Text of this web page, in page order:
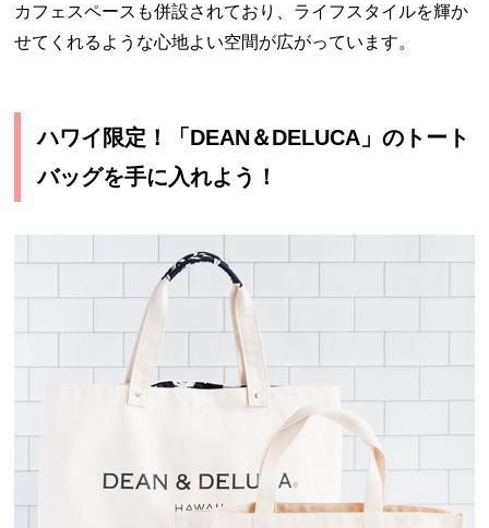
カフェスペースも併設されており、ライフスタイルを輝か
せてくれるような心地よい空間が広がっています。
ハワイ限定！「DEAN＆DELUCA」のトート
バッグを手に入れよう！